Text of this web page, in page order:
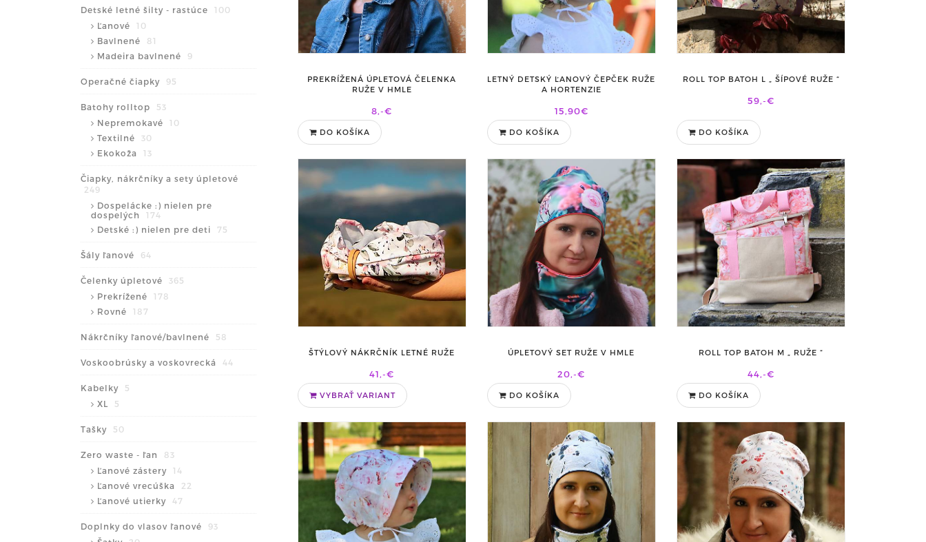
Detské letné šilty - rastúce
100
Ľanové
10
Bavlnené
81
Madeira bavlnené
9
Operačné čiapky 95
Batohy rolltop
53
Nepremokavé
10
Textilné
30
Ekokoža
13
Čiapky, nákrčníky a sety úpletové
249
Dospelácke :) nielen pre
dospelých
174
Detské :) nielen pre deti
75
Šály ľanové 64
Čelenky úpletové
365
Prekrížené
178
Rovné
187
Nákrčníky ľanové/bavlnené 58
Voskoobrúsky a voskovrecká 44
Kabelky
5
XL
5
Tašky 50
Zero waste - ľan
83
Ľanové zástery
14
Ľanové vrecúška
22
Ľanové utierky
47
Doplnky do vlasov ľanové
93
PREKRÍŽENÁ ÚPLETOVÁ ČELENKA
RUŽE V HMLE
8,-€
DO KOŠÍKA
LETNÝ DETSKÝ ĽANOVÝ ČEPČEK RUŽE
A HORTENZIE
15,90€
DO KOŠÍKA
ROLL TOP BATOH L „ ŠÍPOVÉ RUŽE “
59,-€
DO KOŠÍKA
ŠTÝLOVÝ NÁKRČNÍK LETNÉ RUŽE
41,-€
VYBRAŤ VARIANT
ÚPLETOVÝ SET RUŽE V HMLE
20,-€
DO KOŠÍKA
ROLL TOP BATOH M „ RUŽE “
44,-€
DO KOŠÍKA